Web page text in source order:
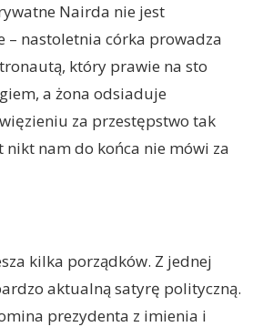
Nairda nie jest
– nastoletnia córka prowadza
który prawie na sto
a żona odsiaduje
za przestępstwo tak
nikt nam do końca nie mówi za
kilka porządków. Z jednej
aktualną satyrę polityczną.
prezydenta z imienia i